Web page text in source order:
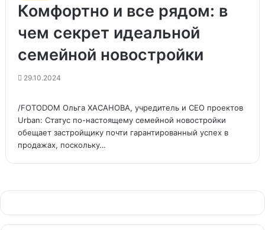
Комфортно и все рядом: в
чем секрет идеальной
семейной новостройки
29.10.2024
/FOTODOM Ольга ХАСАНОВА, учредитель и CEO проектов
Urban: Статус по-настоящему семейной новостройки
обещает застройщику почти гарантированный успех в
продажах, поскольку…